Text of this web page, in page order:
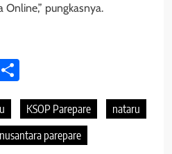
pungkasnya.
KSOP Parepare
nataru
parepare